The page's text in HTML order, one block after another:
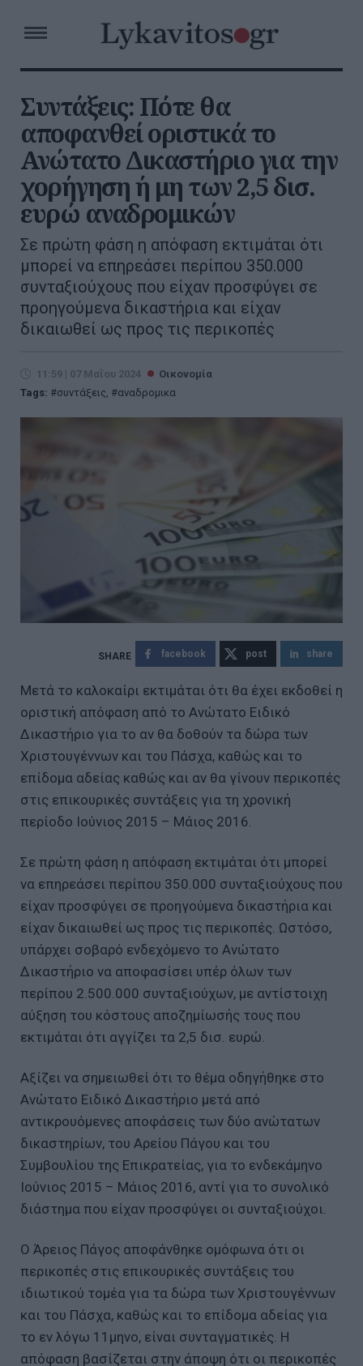
Συντάξεις: Πότε θα
αποφανθεί οριστικά το
Ανώτατο Δικαστήριο για την
χορήγηση ή μη των 2,5 δισ.
ευρώ αναδρομικών
Σε πρώτη φάση η απόφαση εκτιμάται ότι
μπορεί να επηρεάσει περίπου 350.000
συνταξιούχους που είχαν προσφύγει σε
προηγούμενα δικαστήρια και είχαν
δικαιωθεί ως προς τις περικοπές
11:59 | 07 Μαΐου 2024
Οικονομία
Tags:
συντάξεις, αναδρομικα
facebook post share
Μετά το καλοκαίρι εκτιμάται ότι θα έχει εκδοθεί η
οριστική απόφαση από το Ανώτατο Ειδικό
Δικαστήριο για το αν θα δοθούν τα δώρα των
Χριστουγέννων και του Πάσχα, καθώς και το
επίδομα αδείας καθώς και αν θα γίνουν περικοπές
στις επικουρικές συντάξεις για τη χρονική
περίοδο Ιούνιος 2015 – Μάιος 2016.
Σε πρώτη φάση η απόφαση εκτιμάται ότι μπορεί
να επηρεάσει περίπου 350.000 συνταξιούχους που
είχαν προσφύγει σε προηγούμενα δικαστήρια και
είχαν δικαιωθεί ως προς τις περικοπές. Ωστόσο,
υπάρχει σοβαρό ενδεχόμενο το Ανώτατο
Δικαστήριο να αποφασίσει υπέρ όλων των
περίπου 2.500.000 συνταξιούχων, με αντίστοιχη
αύξηση του κόστους αποζημίωσής τους που
εκτιμάται ότι αγγίζει τα 2,5 δισ. ευρώ.
Αξίζει να σημειωθεί ότι το θέμα οδηγήθηκε στο
Ανώτατο Ειδικό Δικαστήριο μετά από
αντικρουόμενες αποφάσεις των δύο ανώτατων
δικαστηρίων, του Αρείου Πάγου και του
Συμβουλίου της Επικρατείας, για το ενδεκάμηνο
Ιούνιος 2015 – Μάιος 2016, αντί για το συνολικό
διάστημα που είχαν προσφύγει οι συνταξιούχοι.
Ο Άρειος Πάγος αποφάνθηκε ομόφωνα ότι οι
περικοπές στις επικουρικές συντάξεις του
ιδιωτικού τομέα για τα δώρα των Χριστουγέννων
και του Πάσχα, καθώς και το επίδομα αδείας για
το εν λόγω 11μηνο, είναι συνταγματικές. Η
απόφαση βασίζεται στην άποψη ότι οι περικοπές